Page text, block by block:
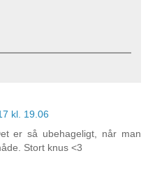
kl. 19.06
er så ubehageligt, når man
Stort knus <3